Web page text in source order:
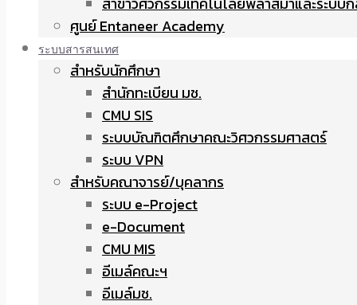
ศูนย์ Entaneer Academy
ระบบสารสนเทศ
สำหรับนักศึกษา
สำนักทะเบียน มช.
CMU SIS
ระบบบัณฑิตศึกษาคณะวิศวกรรมศาสตร์
ระบบ VPN
สำหรับคณาจารย์/บุคลากร
ระบบ e-Project
e-Document
CMU MIS
อีเมล์คณะฯ
อีเมล์มช.